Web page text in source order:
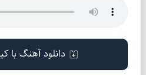
دانلود آهنگ با